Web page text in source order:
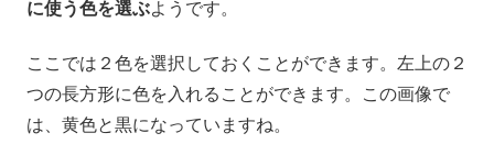
に使う色を選ぶようです。
ここでは２色を選択しておくことができます。左上の２
つの長方形に色を入れることができます。この画像で
は、黄色と黒になっていますね。